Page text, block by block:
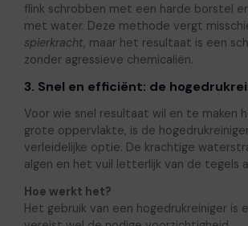
flink schrobben met een harde borstel
met water. Deze methode vergt
spierkracht, maar het resultaat is een
zonder agressieve chemicaliën.
3. Snel en efficiënt: de
Voor wie snel resultaat wil en te maken
grote oppervlakte, is de
verleidelijke optie. De krachtige
algen en het vuil letterlijk van de tegels
Hoe werkt het?
Het gebruik van een hogedrukreiniger is